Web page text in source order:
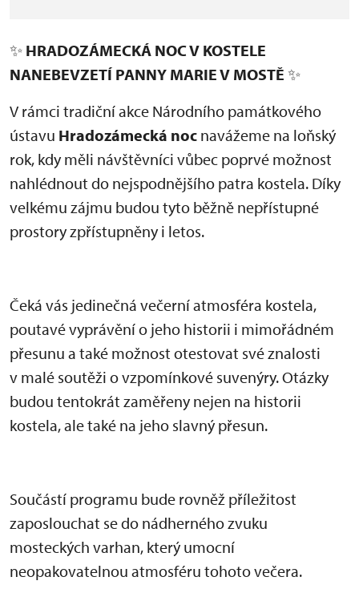
✨ HRADOZÁMECKÁ NOC V KOSTELE
NANEBEVZETÍ PANNY MARIE V MOSTĚ ✨
V rámci tradiční akce Národního památkového
ústavu Hradozámecká noc navážeme na loňský
rok, kdy měli návštěvníci vůbec poprvé možnost
nahlédnout do nejspodnějšího patra kostela. Díky
velkému zájmu budou tyto běžně nepřístupné
prostory zpřístupněny i letos.
Čeká vás jedinečná večerní atmosféra kostela,
poutavé vyprávění o jeho historii i mimořádném
přesunu a také možnost otestovat své znalosti
v malé soutěži o vzpomínkové suvenýry. Otázky
budou tentokrát zaměřeny nejen na historii
kostela, ale také na jeho slavný přesun.
Součástí programu bude rovněž příležitost
zaposlouchat se do nádherného zvuku
mosteckých varhan, který umocní
neopakovatelnou atmosféru tohoto večera.